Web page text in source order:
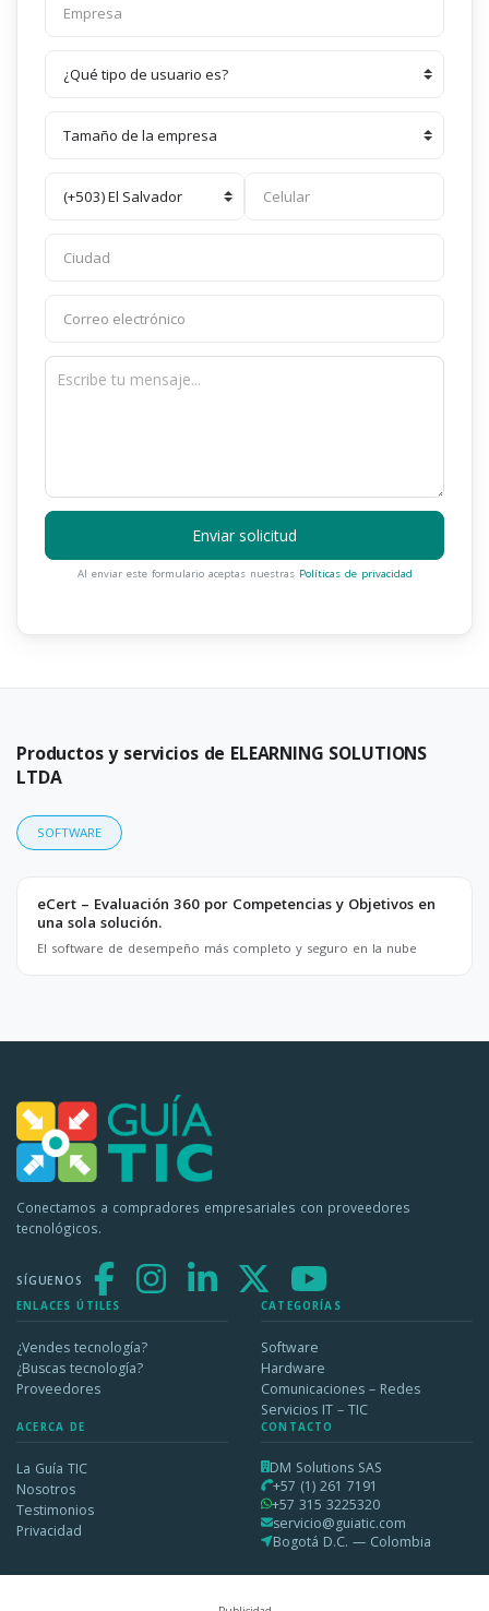
Al enviar este formulario aceptas nuestras Políticas de privacidad
Enviar solicitud
Productos y servicios de ELEARNING SOLUTIONS
LTDA
SOFTWARE
eCert – Evaluación 360 por Competencias y Objetivos en
una sola solución.
El software de desempeño más completo y seguro en la nube
Conectamos a compradores empresariales con proveedores
tecnológicos.
SÍGUENOS
ENLACES ÚTILES
¿Vendes tecnología?
¿Buscas tecnología?
Proveedores
CATEGORÍAS
Software
Hardware
Comunicaciones – Redes
Servicios IT – TIC
ACERCA DE
La Guía TIC
Nosotros
Testimonios
Privacidad
CONTACTO
DM Solutions SAS
+57 (1) 261 7191
+57 315 3225320
servicio@guiatic.com
Bogotá D.C. — Colombia